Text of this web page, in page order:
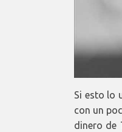
Si esto lo
con un
dinero de